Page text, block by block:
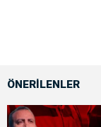
ÖNERİLENLER